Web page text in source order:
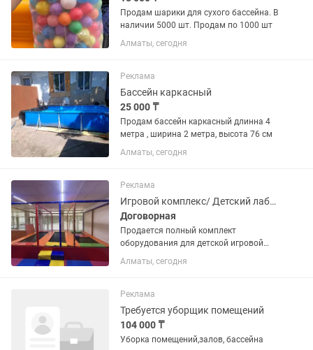
Продам шарики для сухого бассейна. В
наличии 5000 шт. Продам по 1000 шт
Алматы, сегодня
Реклама
Бассейн каркасный
25 000 ₸
Продам бассейн каркасный длинна 4
метра , ширина 2 метра, высота 76 см
Алматы, сегодня
Реклама
Игровой комплекс/ Детский лабиринт/ Батуты
Договорная
Продается полный комплект
оборудования для детской игровой
комнаты и батутного центра «под
ключ». Идеально для ТРЦ, кафе, баз
коммерческие, износостойкие,...
Алматы, сегодня
Реклама
Требуется уборщик помещений
104 000 ₸
Уборка помещений,залов, бассейна